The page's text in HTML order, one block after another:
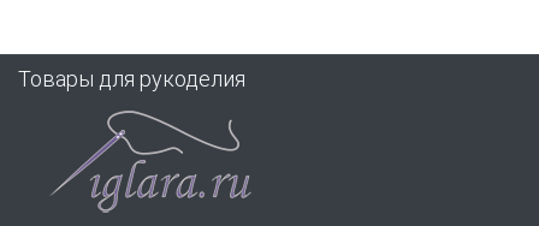
Товары для рукоделия